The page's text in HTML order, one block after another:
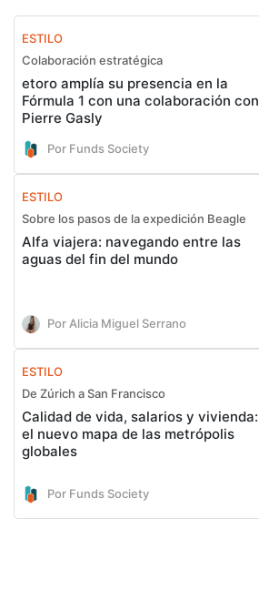
ESTILO
Colaboración estratégica
etoro amplía su presencia en la
Fórmula 1 con una colaboración con
Pierre Gasly
Por Funds Society
ESTILO
Sobre los pasos de la expedición Beagle
Alfa viajera: navegando entre las
aguas del fin del mundo
Por Alicia Miguel Serrano
ESTILO
De Zúrich a San Francisco
Calidad de vida, salarios y vivienda:
el nuevo mapa de las metrópolis
globales
Por Funds Society